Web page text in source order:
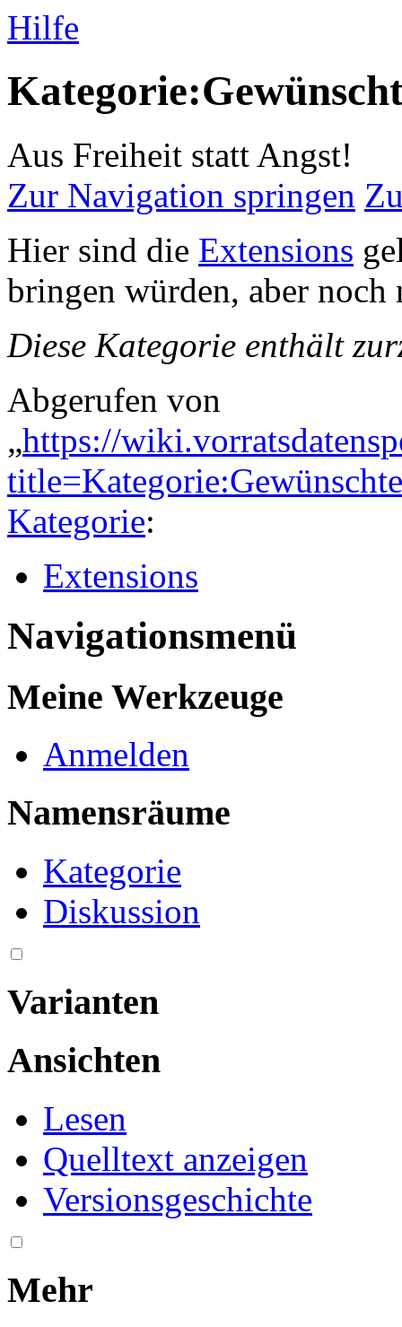
Hilfe
Aus Freiheit statt Angst!
Zur Navigation springen
Hier sind die Extensions
bringen würden, aber
Diese Kategorie enthält
Abgerufen von
„https://
Kategorie:
Extensions
Navigationsmenü
Meine Werkzeuge
Anmelden
Namensräume
Kategorie
Diskussion
Varianten
Ansichten
Lesen
Quelltext anzeigen
Versionsgeschichte
Mehr